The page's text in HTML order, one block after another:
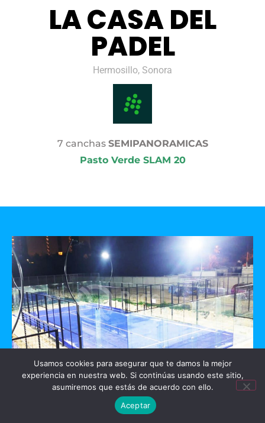
LA CASA DEL
PADEL
Hermosillo, Sonora
7 canchas SEMIPANORAMICAS
Pasto Verde SLAM 20
GO PADEL
Usamos cookies para asegurar que te damos la mejor
experiencia en nuestra web. Si continúas usando este sitio,
asumiremos que estás de acuerdo con ello.
Aceptar